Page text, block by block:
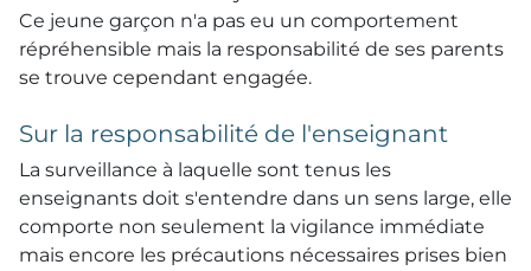
Ce jeune garçon n'a pas eu un comportement
répréhensible mais la responsabilité de ses parents
se trouve cependant engagée.
Sur la responsabilité de l'enseignant
La surveillance à laquelle sont tenus les
enseignants doit s'entendre dans un sens large, elle
comporte non seulement la vigilance immédiate
mais encore les précautions nécessaires prises bien